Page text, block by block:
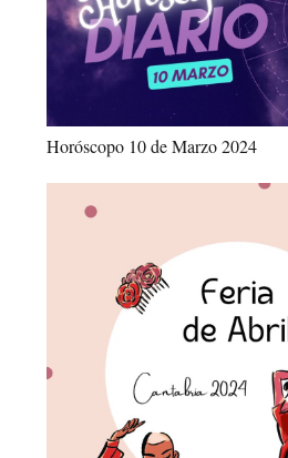
Horóscopo 10 de Marzo 2024